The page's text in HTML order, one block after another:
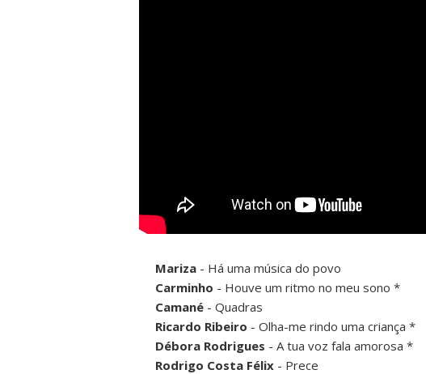
Mariza - Há uma música do povo
Carminho - Houve um ritmo no meu sono *
Camané - Quadras
Ricardo Ribeiro - Olha-me rindo uma criança *
Débora Rodrigues - A tua voz fala amorosa *
Rodrigo Costa Félix - Prece